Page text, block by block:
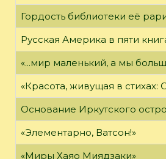
Гордость библиотеки её
Русская Америка в пяти
«...мир маленький, а мы
«Красота, живущая в
Основание Иркутского
«Элементарно, Ватсон!»
«Миры Хаяо Миядзаки»